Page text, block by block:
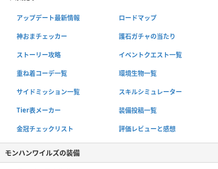
アップデート最新情報 ロードマップ
神おまチェッカー 護石ガチャの当たり
ストーリー攻略 イベントクエスト一覧
重ね着コーデ一覧 環境生物一覧
サイドミッション一覧 スキルシミュレーター
Tier表メーカー 装備投稿一覧
金冠チェックリスト 評価レビューと感想
モンハンワイルズの装備